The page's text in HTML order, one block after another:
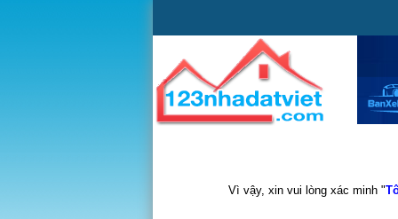
Vì vậy, xin vui lòng xác minh "